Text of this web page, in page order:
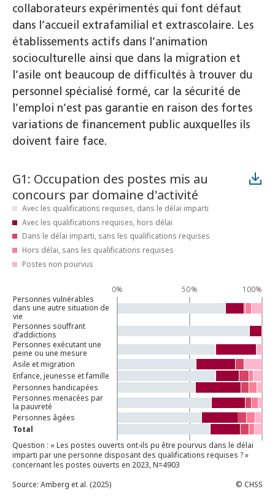
collaborateurs expérimentés qui font défaut
dans l’accueil extrafamilial et extrascolaire. Les
établissements actifs dans l’animation
socioculturelle ainsi que dans la migration et
l’asile ont beaucoup de difficultés à trouver du
personnel spécialisé formé, car la sécurité de
l’emploi n’est pas garantie en raison des fortes
variations de financement public auxquelles ils
doivent faire face.